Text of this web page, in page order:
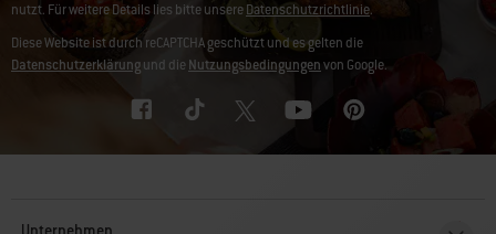
nutzt. Für weitere Details lies bitte unsereDatenschutzrichtlinie.
Diese Website ist durch reCAPTCHA geschützt und es gelten die
Datenschutzerklärungund dieNutzungsbedingungenvon Google.